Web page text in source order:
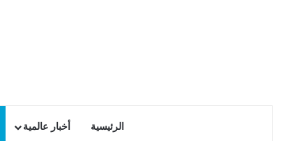
الرئيسية أخبار عالمية